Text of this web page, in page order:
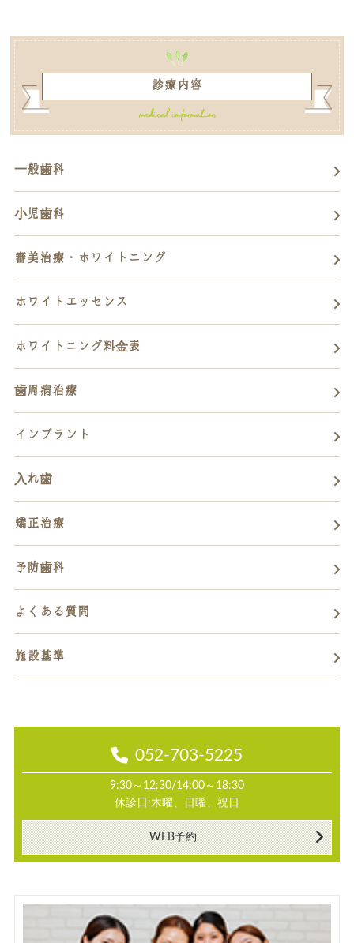
診療内容
一般歯科
小児歯科
審美治療・ホワイトニング
ホワイトエッセンス
ホワイトニング料金表
歯周病治療
インプラント
入れ歯
矯正治療
予防歯科
よくある質問
施設基準
052-703-5225
9:30～12:30/14:00～18:30
休診日:木曜、日曜、祝日
WEB予約